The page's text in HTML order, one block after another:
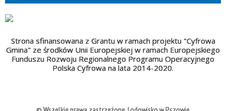
Strona sfinansowana z Grantu w ramach projektu "Cyfrowa
Gmina" ze środków Unii Europejskiej w ramach Europejskiego
Funduszu Rozwoju Regionalnego Programu Operacyjnego
Polska Cyfrowa na lata 2014-2020.